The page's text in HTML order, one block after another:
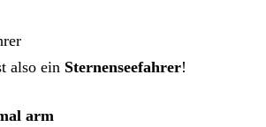
also ein Sternenseefahrer!
arm